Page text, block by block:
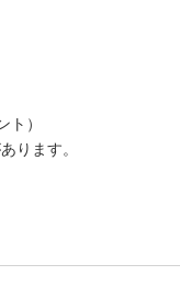
）
ります。